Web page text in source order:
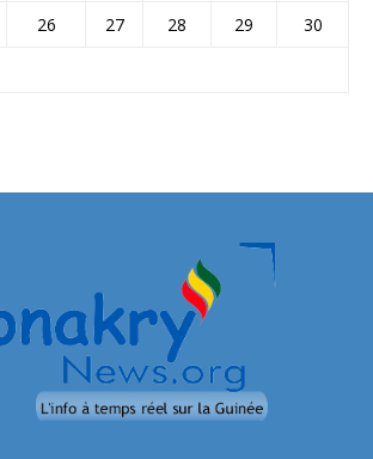
26 27 28 29
30